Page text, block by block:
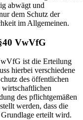
abwägt und
dem Schutz der
im Allgemeinen.
VwVfG
ist die Erteilung
hierbei verschiedene
des öffentlichen
wirtschaftlichen
des pflichtgemäßen
werden, dass die
erteilt wird.